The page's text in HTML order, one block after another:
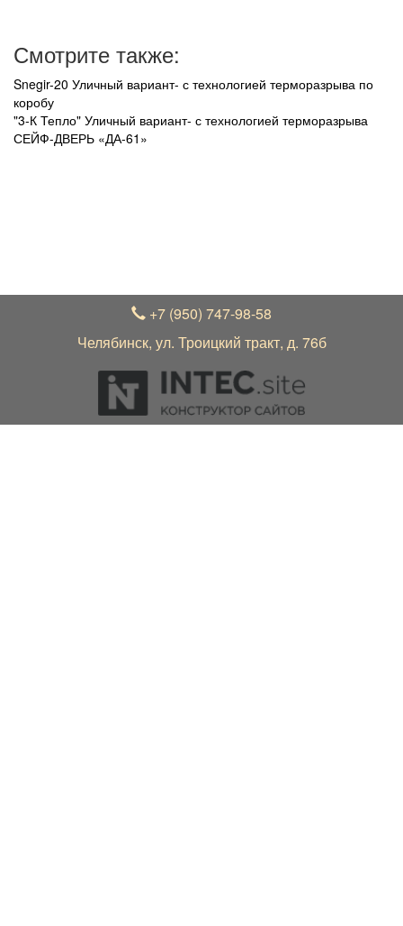
Смотрите также:
Snegir-20 Уличный вариант- с технологией терморазрыва по
коробу
"3-К Тепло" Уличный вариант- с технологией терморазрыва
СЕЙФ-ДВЕРЬ «ДА-61»
+7 (950) 747-98-58
Челябинск, ул. Троицкий тракт, д. 76б